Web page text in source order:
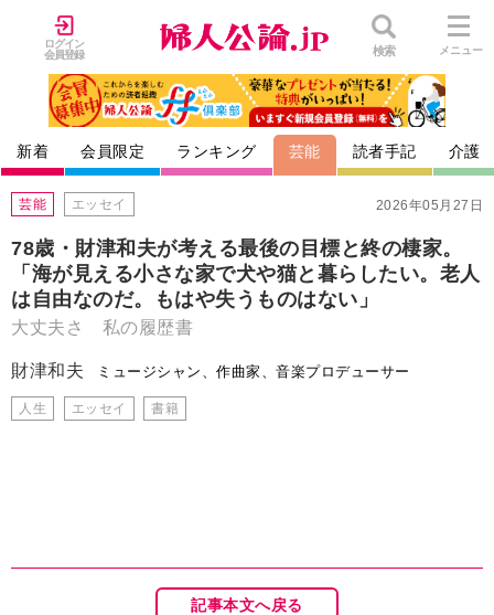
ログイン
会員登録
検索 メニュー
新着 会員限定 ランキング 芸能 読者手記 介護
2026年05月27日
芸能 エッセイ
78歳・財津和夫が考える最後の目標と終の棲家。
「海が見える小さな家で犬や猫と暮らしたい。老人
は自由なのだ。もはや失うものはない」
大丈夫さ 私の履歴書
財津和夫 ミュージシャン、作曲家、音楽プロデューサー
人生 エッセイ 書籍
記事本文へ戻る